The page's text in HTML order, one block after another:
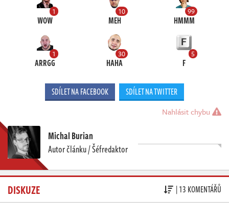
1
WOW
10
MEH
99
HMMM
1
ARRGG
30
HAHA
5
F
SDÍLET NA FACEBOOK SDÍLET NA TWITTER
Nahlásit chybu
Michal Burian
Autor článku / Šéfredaktor
DISKUZE | 13 KOMENTÁŘŮ